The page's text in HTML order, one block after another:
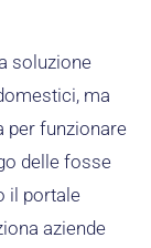
soluzione
ma
per funzionare
delle fosse
il portale
aziende